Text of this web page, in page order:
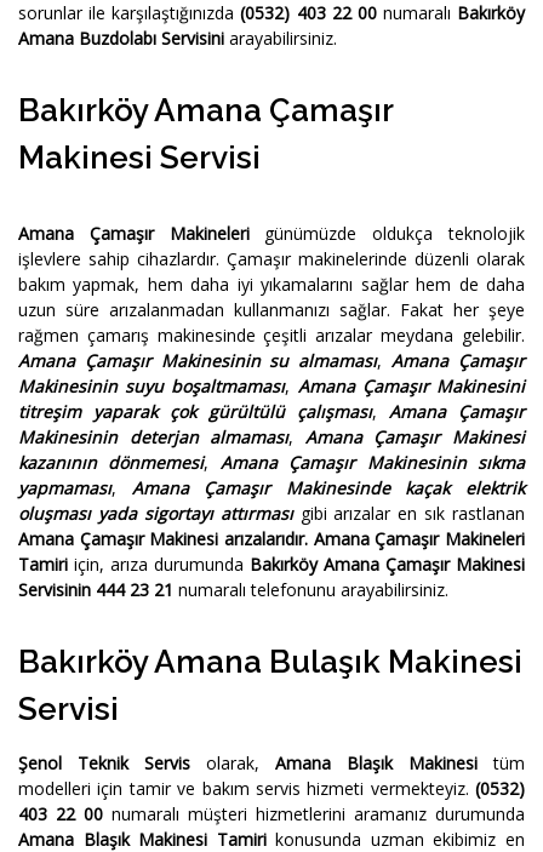
sorunlar ile karşılaştığınızda(0532) 403 22 00numaralı Bakırköy
Amana Buzdolabı Servisini arayabilirsiniz.
Bakırköy Amana Çamaşır
Makinesi Servisi
Amana Çamaşır Makinelerigünümüzde oldukça teknolojik
işlevlere sahip cihazlardır. Çamaşır makinelerinde düzenli olarak
bakım yapmak, hem daha iyi yıkamalarını sağlar hem de daha
uzun süre arızalanmadan kullanmanızı sağlar. Fakat her şeye
rağmen çamarış makinesinde çeşitli arızalar meydana gelebilir.
Amana Çamaşır Makinesinin su almaması,Amana Çamaşır
Makinesinin suyu boşaltmaması, Amana Çamaşır Makinesini
titreşim yaparak çok gürültülü çalışması, Amana Çamaşır
Makinesinin deterjan almaması, Amana Çamaşır Makinesi
kazanının dönmemesi, Amana Çamaşır Makinesinin sıkma
yapmaması, Amana Çamaşır Makinesinde kaçak elektrik
oluşması yada sigortayı attırmasıgibi arızalar en sık rastlanan
Amana Çamaşır Makinesi arızalarıdır. Amana Çamaşır Makineleri
Tamiri için, arıza durumunda Bakırköy Amana Çamaşır Makinesi
Servisinin 444 23 21 numaralı telefonunu arayabilirsiniz.
Bakırköy Amana Bulaşık Makinesi
Servisi
Şenol Teknik Servis olarak, Amana Blaşık Makinesi tüm
modelleri için tamir ve bakım servis hizmeti vermekteyiz. (0532)
403 22 00 numaralı müşteri hizmetlerini aramanız durumunda
Amana Blaşık Makinesi Tamirikonusunda uzman ekibimiz en